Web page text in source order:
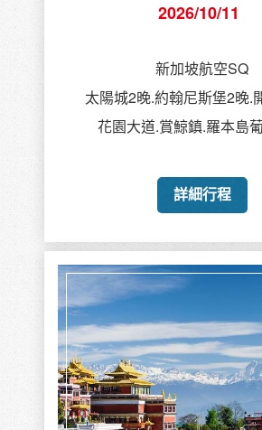
2026/10/11
新加坡航空SQ
太陽城2晚.約翰尼斯堡2晚.
花園大道.賞鯨鎮.羅本島
詳細行程